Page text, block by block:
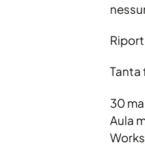
Tanta
30
Aula